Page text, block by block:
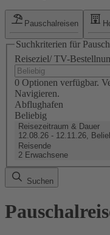
Pauschalreisen
Suchkriterien für
Reiseziel/ TV-
0 Optionen verfügbar.
Navigieren.
Abflughafen
Beliebig
Reisezeitraum & Dauer
12.08.26 - 12.11.26,
Reisende
2 Erwachsene
Suchen